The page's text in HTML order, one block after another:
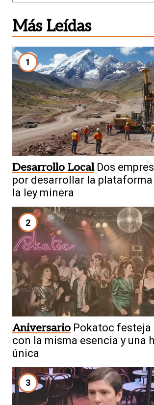
Más Leídas
1
Desarrollo Local Dos
por desarrollar la
la ley minera
2
Aniversario Pokatoc festeja
con la misma esencia y una
única
3